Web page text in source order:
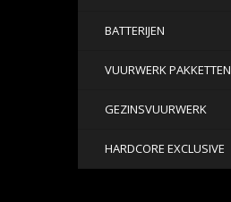
BATTERIJEN
VUURWERK PAKKETTEN
GEZINSVUURWERK
HARDCORE EXCLUSIVE